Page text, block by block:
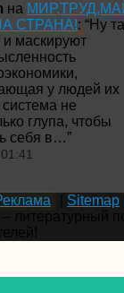
на
СТРАНА!: “Ну
маскируют
у людей их
не
глупа, чтобы
себя в…”
Sitemap